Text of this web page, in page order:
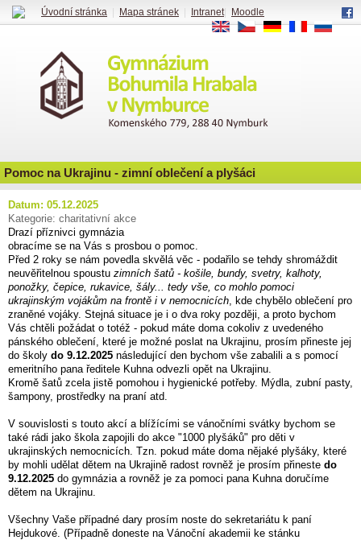
Pomoc na Ukrajinu - zimní oblečení a plyšáci
Datum: 05.12.2025
Kategorie: charitativní akce
Drazí příznivci gymnázia
obracíme se na Vás s prosbou o pomoc.
Před 2 roky se nám povedla skvělá věc - podařilo se tehdy shromáždit
neuvěřitelnou spoustu zimních šatů - košile, bundy, svetry, kalhoty,
ponožky, čepice, rukavice, šály... tedy vše, co mohlo pomoci
ukrajinským vojákům na frontě i v nemocnicích, kde chybělo oblečení pro
zraněné vojáky. Stejná situace je i o dva roky později, a proto bychom
Vás chtěli požádat o totéž - pokud máte doma cokoliv z uvedeného
pánského oblečení, které je možné poslat na Ukrajinu, prosím přineste jej
do školy do 9.12.2025 následující den bychom vše zabalili a s pomocí
emeritního pana ředitele Kuhna odvezli opět na Ukrajinu.
Kromě šatů zcela jistě pomohou i hygienické potřeby. Mýdla, zubní pasty,
šampony, prostředky na praní atd.
V souvislosti s touto akcí a blížícími se vánočními svátky bychom se
také rádi jako škola zapojili do akce "1000 plyšáků" pro děti v
ukrajinských nemocnicích. Tzn. pokud máte doma nějaké plyšáky, které
by mohli udělat dětem na Ukrajině radost rovněž je prosím přineste do
9.12.2025 do gymnázia a rovněž je za pomoci pana Kuhna doručíme
dětem na Ukrajinu.
Všechny Vaše případné dary prosím noste do sekretariátu k paní
Hejdukové. (Případně doneste na Vánoční akademii ke stánku
Úvodní stránka Mapa stránek Intranet|
Moodle
EN
CS DE FR RU